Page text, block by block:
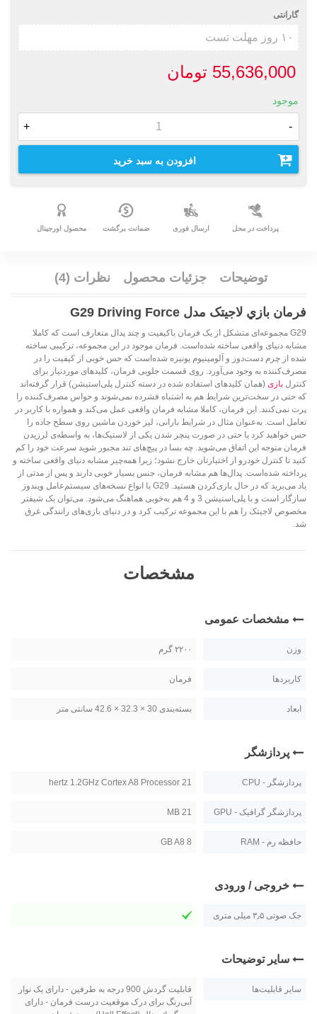
گارانتی
55,636,000 تومان
موجود
-
+
افزودن به سبد خرید
پرداخت در محل ارسال فوری ضمانت برگشت محصول اورجینال
توضیحات جزئیات محصول نظرات (4)
فرمان بازي لاجيتک مدل G29 Driving Force
G29 مجموعه‌ای متشکل از یک فرمان باکیفیت و چند پدال متعارف است که کاملا
مشابه دنیای واقعی ساخته شده‌است. فرمان موجود در این مجموعه، ترکیبی ساخته
شده از چرم دست‌دوز و آلومینیوم یونیزه‌ شده‌است که حس خوبی از کیفیت را در
مصرف‌کننده به وجود می‌آورد. روی قسمت جلویی فرمان، کلیدهای موردنیاز برای
کنترل بازی (همان کلیدهای استفاده شده در دسته کنترل پلی‌استیشن) قرار گرفته‌اند
که حتی در سخت‌ترین شرایط هم به اشتباه فشرده نمی‌شوند و حواس مصرف‌کننده را
پرت‌ نمی‌کنند. این فرمان، کاملا مشابه فرمان واقعی عمل می‌کند و همواره با کاربر در
تعامل است. به‌عنوان مثال در شرایط بارانی، لیز خوردن ماشین روی سطح جاده را
حس خواهید کرد یا حتی در صورت پنچر شدن یکی از لاستیک‌ها، به واسطه‌ی لرزیدن
فرمان متوجه این اتفاق می‌شوید. چه بسا در پیچ‌های تند مجبور شوید سرعت خود را کم
کنید تا کنترل خودرو از اختیارتان خارج نشود؛ زیرا همه‌چیز مشابه دنیای واقعی ساخته و
پرداخته شده‌است. پدال‌ها هم مشابه فرمان، جنس بسیار خوبی دارند و پس از مدتی از
یاد می‌برید که در حال بازی‌کردن هستید. G29 با انواع نسخه‌های سیستم‌عامل ویندوز
سازگار است و با پلی‌استیشن 3 و 4 هم به‌خوبی هماهنگ می‌شود. می‌توان یک شیفتر
مخصوص لاجیتک را هم با این مجموعه ترکیب کرد و در دنیای بازی‌های رانندگی غرق
شد.
مشخصات
مشخصات عمومی
وزن ۲۲۰۰ گرم
کاربردها فرمان
ابعاد بسته‌بندی 30 × 32.3 × 42.6 سانتی متر
پردازشگر
پردازشگر - CPU 21 hertz 1.2GHz Cortex A8 Processor
پردازشگر گرافیک - GPU 21 MB
حافظه رم - RAM 8 GB A8
خروجی / ورودی
جک صوتی ۳٫۵ میلی متری
سایر توضیحات
سایر قابلیت‌ها
قابلیت گردش 900 درجه به طرفین - دارای یک نوار
آبی‌رنگ برای درک موقعیت درست فرمان - دارای